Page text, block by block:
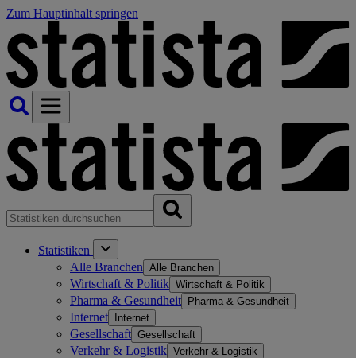
Zum Hauptinhalt springen
Statistiken
Alle Branchen Alle Branchen
Wirtschaft & Politik Wirtschaft & Politik
Pharma & Gesundheit Pharma & Gesundheit
Internet Internet
Gesellschaft Gesellschaft
Verkehr & Logistik Verkehr & Logistik